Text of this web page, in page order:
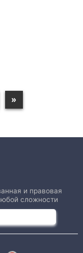
»
и правовая
сложности